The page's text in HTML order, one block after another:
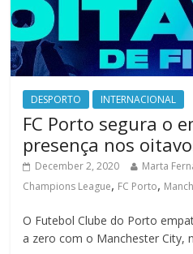
DESPORTO INTERNACIONAL
FC Porto segura o
presença nos
December 2, 2020 Marta
Champions League, FC Porto,
O Futebol Clube do Porto
a zero com o Manchester City,